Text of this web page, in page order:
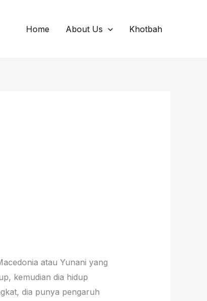
Home About Us Khotbah
atau Yunani yang
kemudian dia hidup
dia punya pengaruh